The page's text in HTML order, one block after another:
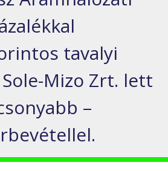
tavalyi
Mizo Zrt. lett
–